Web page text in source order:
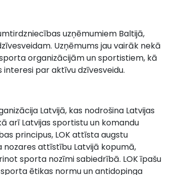
uzņēmumiem Baltijā,
Uzņēmums jau vairāk nekā
organizācijām un sportistiem, kā
par aktīvu dzīvesveidu.
Latvijā, kas nodrošina Latvijas
arī Latvijas sportistu un komandu
principus, LOK attīsta augstu
attīstību Latvijā kopumā,
sporta nozīmi sabiedrībā. LOK īpašu
ētikas normu un antidopinga